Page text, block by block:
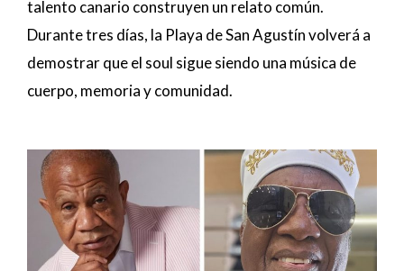
talento canario construyen un relato común.
Durante tres días, la Playa de San Agustín volverá a
demostrar que el soul sigue siendo una música de
cuerpo, memoria y comunidad.